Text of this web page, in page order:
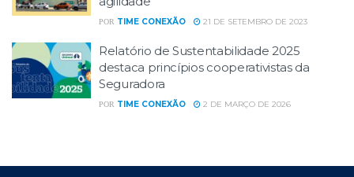
POR TIME CONEXÃO 21 DE SETEMBRO DE 2023
Relatório de Sustentabilidade 2025
destaca princípios cooperativistas da
Seguradora
POR TIME CONEXÃO 2 DE MARÇO DE 2026